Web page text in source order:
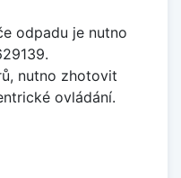
odpadu je nutno
nutno zhotovit
ovládání.